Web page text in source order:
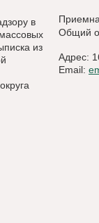
в
из
Общий
Адрес:
Email: